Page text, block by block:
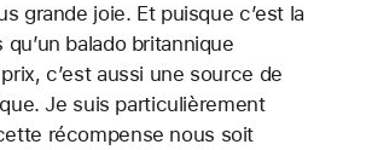
grande joie. Et puisque c’est la
balado britannique
c’est aussi une source de
Je suis particulièrement
récompense nous soit